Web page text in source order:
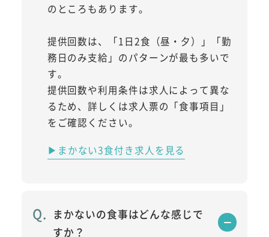
のところもあります。
提供回数は、「1日2食（昼・夕）」「勤
務日のみ支給」のパターンが最も多いで
す。
提供回数や利用条件は求人によって異な
るため、詳しくは求人票の「食事項目」
をご確認ください。
▶まかない3食付き求人を見る
まかないの食事はどんな感じで
すか？